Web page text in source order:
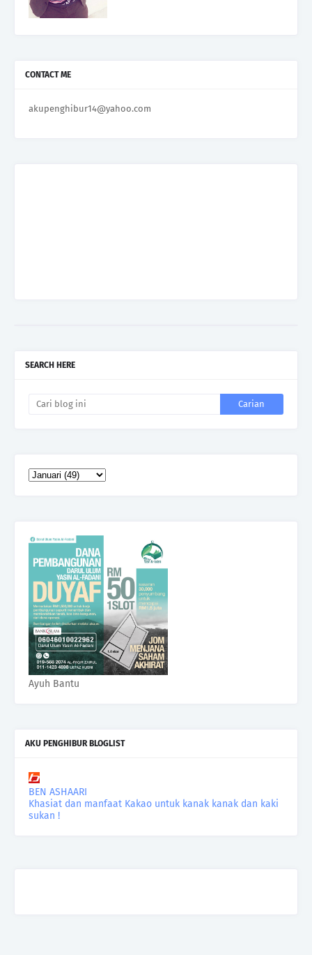
CONTACT ME
akupenghibur14@yahoo.com
SEARCH HERE
Ayuh Bantu
AKU PENGHIBUR BLOGLIST
BEN ASHAARI
Khasiat dan manfaat Kakao untuk kanak kanak dan kaki
sukan !